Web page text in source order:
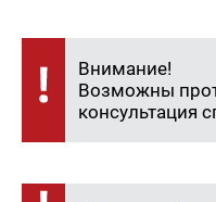
Внимание!
Возможны
консультация